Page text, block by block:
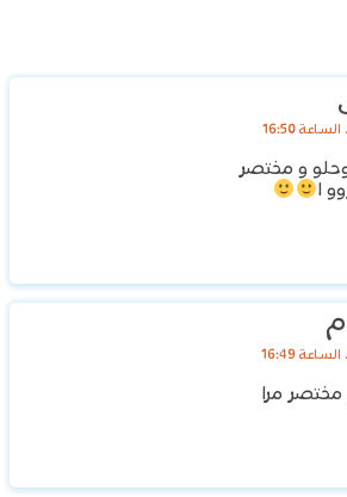
16:50
و مختصر
ا
16:49
مختصر مرا